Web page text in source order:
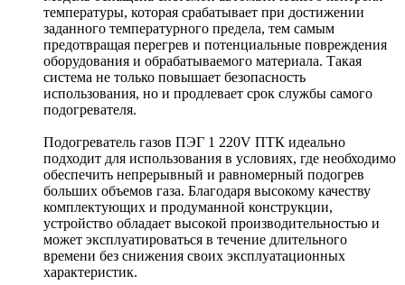
температуры, которая срабатывает при достижении
заданного температурного предела, тем самым
предотвращая перегрев и потенциальные повреждения
оборудования и обрабатываемого материала. Такая
система не только повышает безопасность
использования, но и продлевает срок службы самого
подогревателя.
Подогреватель газов ПЭГ 1 220V ПТК идеально
подходит для использования в условиях, где необходимо
обеспечить непрерывный и равномерный подогрев
больших объемов газа. Благодаря высокому качеству
комплектующих и продуманной конструкции,
устройство обладает высокой производительностью и
может эксплуатироваться в течение длительного
времени без снижения своих эксплуатационных
характеристик.